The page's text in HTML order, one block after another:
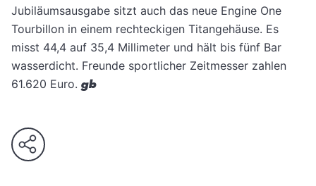
Jubiläumsausgabe sitzt auch das neue Engine One
Tourbillon in einem rechteckigen Titangehäuse. Es
misst 44,4 auf 35,4 Millimeter und hält bis fünf Bar
wasserdicht. Freunde sportlicher Zeitmesser zahlen
61.620 Euro. gb